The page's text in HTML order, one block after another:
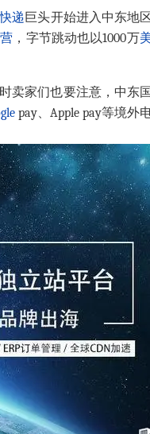
递巨头开始进入中东地
，字节跳动也以1000万
卖家们也要注意，中东
pay、Apple pay等境外